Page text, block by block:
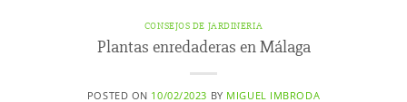
CONSEJOS DE JARDINERIA
Plantas enredaderas en Málaga
POSTED ON 10/02/2023 BY MIGUEL IMBRODA